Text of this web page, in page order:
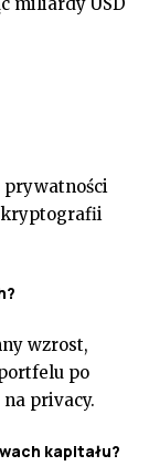
miliardy USD
prywatności
kryptografii
wzrost,
po
privacy.
kapitału?